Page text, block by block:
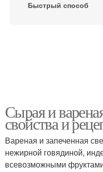
Быстрый способ
Сырая и
свойства и
Вареная и запеченная
нежирной говядиной,
всевозможными